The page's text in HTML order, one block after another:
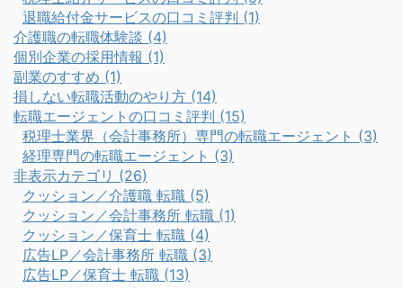
退職給付金サービスの口コミ評判 (1)
介護職の転職体験談 (4)
個別企業の採用情報 (1)
副業のすすめ (1)
損しない転職活動のやり方 (14)
転職エージェントの口コミ評判 (15)
税理士業界（会計事務所）専門の転職エージェント (3)
経理専門の転職エージェント (3)
非表示カテゴリ (26)
クッション／介護職 転職 (5)
クッション／会計事務所 転職 (1)
クッション／保育士 転職 (4)
広告LP／会計事務所 転職 (3)
広告LP／保育士 転職 (13)